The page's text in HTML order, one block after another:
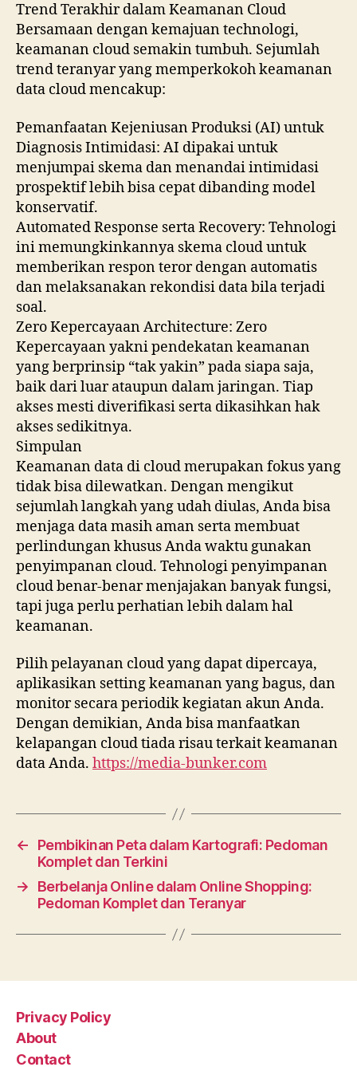
Trend Terakhir dalam Keamanan Cloud
Bersamaan dengan kemajuan technologi,
keamanan cloud semakin tumbuh. Sejumlah
trend teranyar yang memperkokoh keamanan
data cloud mencakup:
Pemanfaatan Kejeniusan Produksi (AI) untuk
Diagnosis Intimidasi: AI dipakai untuk
menjumpai skema dan menandai intimidasi
prospektif lebih bisa cepat dibanding model
konservatif.
Automated Response serta Recovery: Tehnologi
ini memungkinkannya skema cloud untuk
memberikan respon teror dengan automatis
dan melaksanakan rekondisi data bila terjadi
soal.
Zero Kepercayaan Architecture: Zero
Kepercayaan yakni pendekatan keamanan
yang berprinsip “tak yakin” pada siapa saja,
baik dari luar ataupun dalam jaringan. Tiap
akses mesti diverifikasi serta dikasihkan hak
akses sedikitnya.
Simpulan
Keamanan data di cloud merupakan fokus yang
tidak bisa dilewatkan. Dengan mengikut
sejumlah langkah yang udah diulas, Anda bisa
menjaga data masih aman serta membuat
perlindungan khusus Anda waktu gunakan
penyimpanan cloud. Tehnologi penyimpanan
cloud benar-benar menjajakan banyak fungsi,
tapi juga perlu perhatian lebih dalam hal
keamanan.
Pilih pelayanan cloud yang dapat dipercaya,
aplikasikan setting keamanan yang bagus, dan
monitor secara periodik kegiatan akun Anda.
Dengan demikian, Anda bisa manfaatkan
kelapangan cloud tiada risau terkait keamanan
data Anda. https://media-bunker.com
←
Pembikinan Peta dalam Kartografi: Pedoman
Komplet dan Terkini
→
Berbelanja Online dalam Online Shopping:
Pedoman Komplet dan Teranyar
Privacy Policy
About
Contact